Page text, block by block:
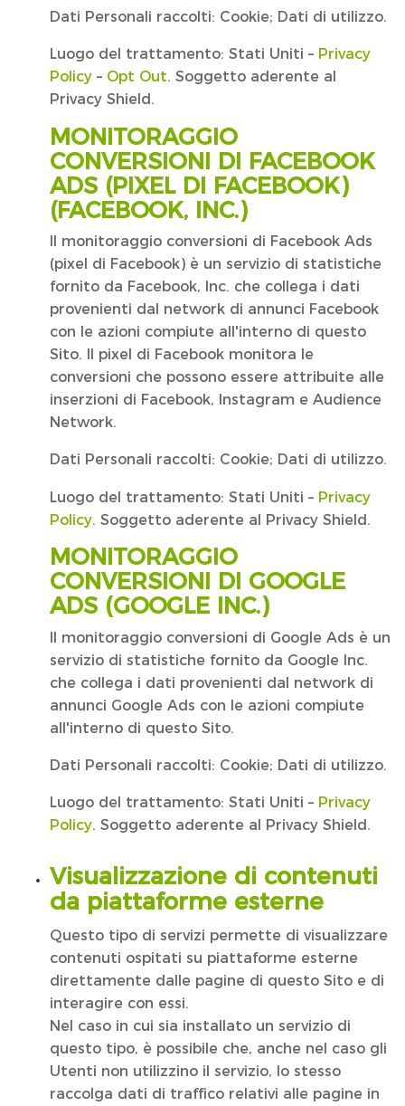
Dati Personali raccolti: Cookie; Dati di utilizzo.
Luogo del trattamento: Stati Uniti – Privacy
Policy – Opt Out. Soggetto aderente al
Privacy Shield.
MONITORAGGIO
CONVERSIONI DI FACEBOOK
ADS (PIXEL DI FACEBOOK)
(FACEBOOK, INC.)
Il monitoraggio conversioni di Facebook Ads
(pixel di Facebook) è un servizio di statistiche
fornito da Facebook, Inc. che collega i dati
provenienti dal network di annunci Facebook
con le azioni compiute all'interno di questo
Sito. Il pixel di Facebook monitora le
conversioni che possono essere attribuite alle
inserzioni di Facebook, Instagram e Audience
Network.
Dati Personali raccolti: Cookie; Dati di utilizzo.
Luogo del trattamento: Stati Uniti – Privacy
Policy. Soggetto aderente al Privacy Shield.
MONITORAGGIO
CONVERSIONI DI GOOGLE
ADS (GOOGLE INC.)
Il monitoraggio conversioni di Google Ads è un
servizio di statistiche fornito da Google Inc.
che collega i dati provenienti dal network di
annunci Google Ads con le azioni compiute
all'interno di questo Sito.
Dati Personali raccolti: Cookie; Dati di utilizzo.
Luogo del trattamento: Stati Uniti – Privacy
Policy. Soggetto aderente al Privacy Shield.
Visualizzazione di contenuti
da piattaforme esterne
Questo tipo di servizi permette di visualizzare
contenuti ospitati su piattaforme esterne
direttamente dalle pagine di questo Sito e di
interagire con essi.
Nel caso in cui sia installato un servizio di
questo tipo, è possibile che, anche nel caso gli
Utenti non utilizzino il servizio, lo stesso
raccolga dati di traffico relativi alle pagine in